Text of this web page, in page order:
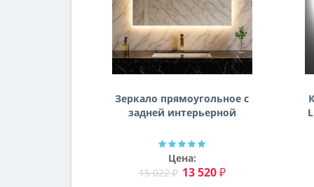
Зеркало прямоугольное с
задней интерьерной
Далтон
Цена:
15 022 ₽ 13 520 ₽